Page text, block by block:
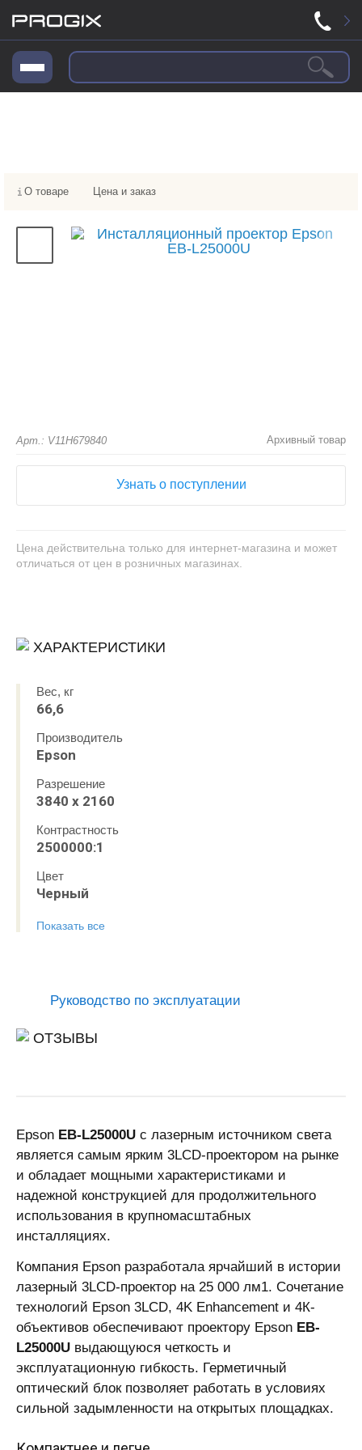
О товаре Цена и заказ
Арт.: V11H679840 Архивный товар
Узнать о поступлении
Цена действительна только для интернет-магазина и может
отличаться от цен в розничных магазинах.
ХАРАКТЕРИСТИКИ
Вес, кг
66,6
Производитель
Epson
Разрешение
3840 х 2160
Контрастность
2500000:1
Цвет
Черный
Показать все
Руководство по эксплуатации
ОТЗЫВЫ
Epson EB-L25000U с лазерным источником света
является самым ярким 3LCD-проектором на рынке
и обладает мощными характеристиками и
надежной конструкцией для продолжительного
использования в крупномасштабных
инсталляциях.
Компания Epson разработала ярчайший в истории
лазерный 3LCD-проектор на 25 000 лм1. Сочетание
технологий Epson 3LCD, 4K Enhancement и 4К-
объективов обеспечивают проектору Epson EB-
L25000U выдающуюся четкость и
эксплуатационную гибкость. Герметичный
оптический блок позволяет работать в условиях
сильной задымленности на открытых площадках.